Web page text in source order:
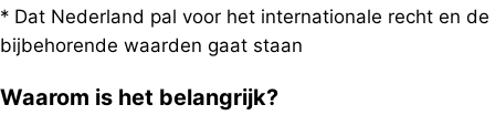
* Dat Nederland pal voor het internationale recht en de
bijbehorende waarden gaat staan
Waarom is het belangrijk?